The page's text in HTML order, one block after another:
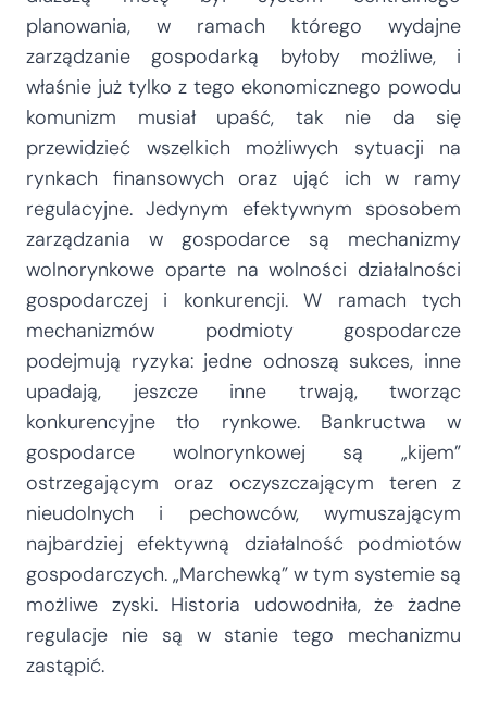
planowania, w ramach którego wydajne
zarządzanie gospodarką byłoby możliwe, i
właśnie już tylko z tego ekonomicznego powodu
komunizm musiał upaść, tak nie da się
przewidzieć wszelkich możliwych sytuacji na
rynkach finansowych oraz ująć ich w ramy
regulacyjne. Jedynym efektywnym sposobem
zarządzania w gospodarce są mechanizmy
wolnorynkowe oparte na wolności działalności
gospodarczej i konkurencji. W ramach tych
mechanizmów podmioty gospodarcze
podejmują ryzyka: jedne odnoszą sukces, inne
upadają, jeszcze inne trwają, tworząc
konkurencyjne tło rynkowe. Bankructwa w
gospodarce wolnorynkowej są „kijem”
ostrzegającym oraz oczyszczającym teren z
nieudolnych i pechowców, wymuszającym
najbardziej efektywną działalność podmiotów
gospodarczych. „Marchewką” w tym systemie są
możliwe zyski. Historia udowodniła, że żadne
regulacje nie są w stanie tego mechanizmu
zastąpić.